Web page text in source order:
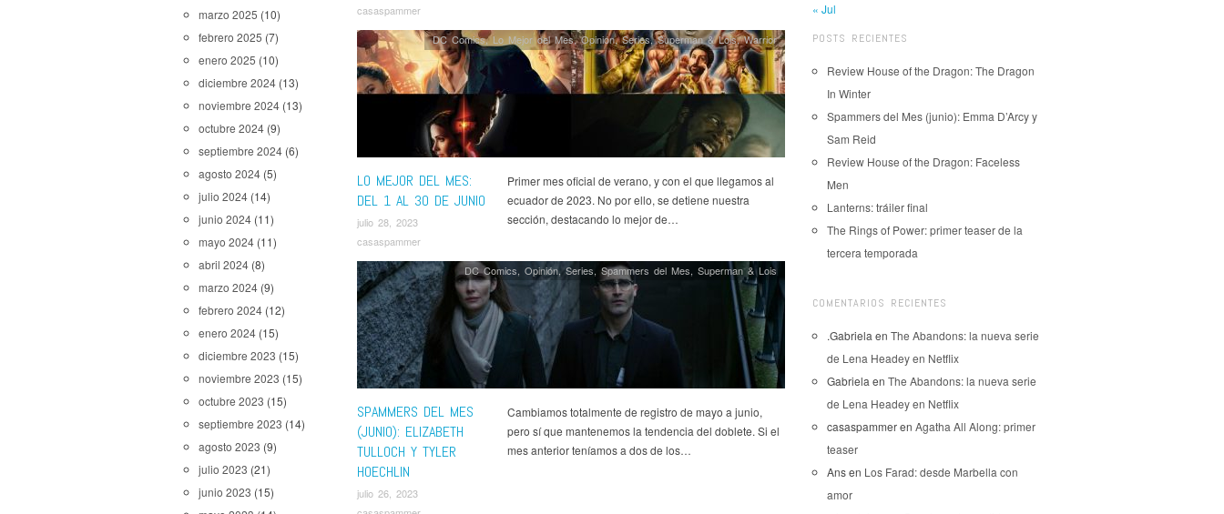
marzo 2025 (10)
febrero 2025 (7)
enero 2025 (10)
diciembre 2024 (13)
noviembre 2024 (13)
octubre 2024 (9)
septiembre 2024 (6)
agosto 2024 (5)
julio 2024 (14)
junio 2024 (11)
mayo 2024 (11)
abril 2024 (8)
marzo 2024 (9)
febrero 2024 (12)
enero 2024 (15)
diciembre 2023 (15)
noviembre 2023 (15)
octubre 2023 (15)
septiembre 2023 (14)
agosto 2023 (9)
julio 2023 (21)
junio 2023 (15)
casaspammer
LO MEJOR DEL MES:
DEL 1 AL 30 DE JUNIO
julio 28, 2023
casaspammer
DC Comics,Lo Mejor del Mes,Opinión,Series,Superman & Lois,Warrior
Primer mes oficial de verano, y con el que llegamos al
ecuador de 2023. No por ello, se detiene nuestra
sección, destacando lo mejor de…
SPAMMERS DEL MES
(JUNIO): ELIZABETH
TULLOCH Y TYLER
HOECHLIN
julio 26, 2023
DC Comics,Opinión,Series,Spammers del Mes,Superman & Lois
Cambiamos totalmente de registro de mayo a junio,
pero sí que mantenemos la tendencia del doblete. Si el
mes anterior teníamos a dos de los…
« Jul
POSTS RECIENTES
Review House of the Dragon: The Dragon
In Winter
Spammers del Mes (junio): Emma D’Arcy y
Sam Reid
Review House of the Dragon: Faceless
Men
Lanterns: tráiler final
The Rings of Power: primer teaser de la
tercera temporada
COMENTARIOS RECIENTES
.Gabriela en The Abandons: la nueva serie
de Lena Headey en Netflix
Gabriela en The Abandons: la nueva serie
de Lena Headey en Netflix
casaspammeren Agatha All Along: primer
teaser
Ansen Los Farad: desde Marbella con
amor